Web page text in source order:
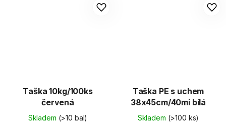
Taška 10kg/100ks
červená
Skladem (>10 bal)
Taška PE s uchem
38x45cm/40mi bílá
Skladem (>100 ks)